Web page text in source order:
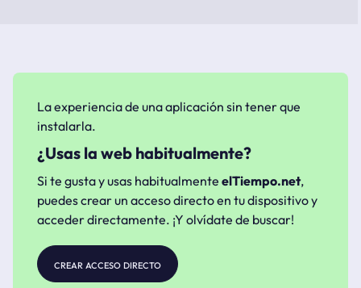
La experiencia de una aplicación sin tener que
instalarla.
¿Usas la web habitualmente?
Si te gusta y usas habitualmente elTiempo.net,
puedes crear un acceso directo en tu dispositivo y
acceder directamente. ¡Y olvídate de buscar!
crear acceso directo